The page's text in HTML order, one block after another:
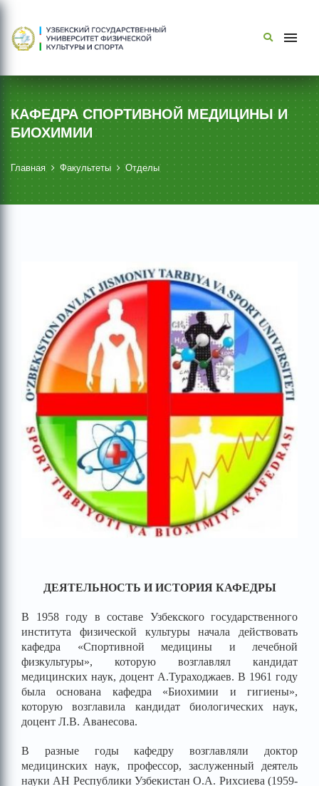
КАФЕДРА СПОРТИВНОЙ МЕДИЦИНЫ И
БИОХИМИИ
Главная Факультеты Отделы
ДЕЯТЕЛЬНОСТЬ И ИСТОРИЯ КАФЕДРЫ
В 1958 году в составе Узбекского государственного
института физической культуры начала действовать
кафедра «Спортивной медицины и лечебной
физкультуры», которую возглавлял кандидат
медицинских наук, доцент А.Тураходжаев. В 1961 году
была основана кафедра «Биохимии и гигиены»,
которую возглавила кандидат биологических наук,
доцент Л.В. Аванесова.
В разные годы кафедру возглавляли доктор
медицинских наук, профессор, заслуженный деятель
науки АН Республики Узбекистан О.А. Рихсиева (1959-